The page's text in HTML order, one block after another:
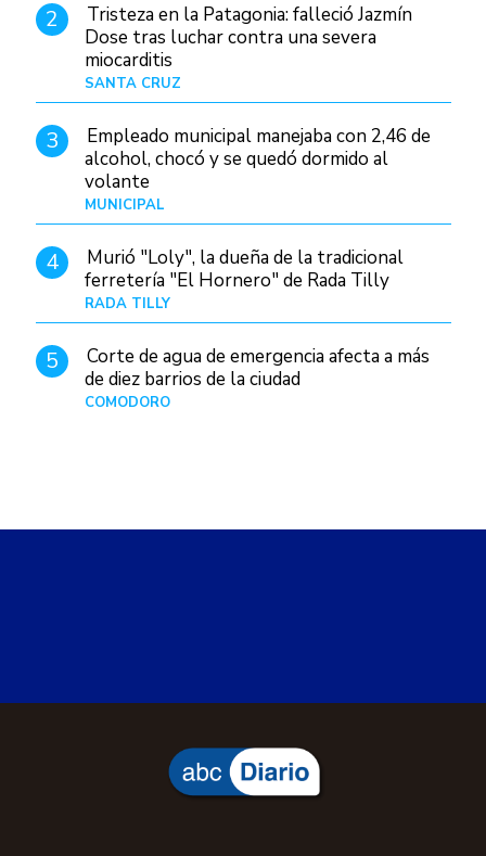
2
Tristeza en la Patagonia: falleció Jazmín
Dose tras luchar contra una severa
miocarditis
SANTA CRUZ
3
Empleado municipal manejaba con 2,46 de
alcohol, chocó y se quedó dormido al
volante
MUNICIPAL
4
Murió "Loly", la dueña de la tradicional
ferretería "El Hornero" de Rada Tilly
RADA TILLY
5
Corte de agua de emergencia afecta a más
de diez barrios de la ciudad
COMODORO